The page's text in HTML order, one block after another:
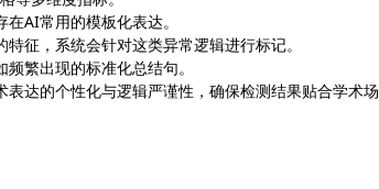
AI常用的模板化表达。
征，系统会针对这类异常逻辑进行标记。
繁出现的标准化总结句。
达的个性化与逻辑严谨性，确保检测结果贴合学术场